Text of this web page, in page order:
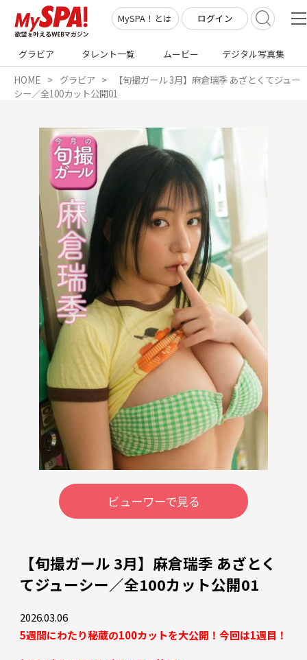
MySPA！とは ログイン
グラビア タレント一覧 ムービー デジタル写真集
HOME グラビア
【旬撮ガール 3月】麻倉瑞季 あざとくてジュー
シー／全100カット公開01
ビューワーで見る
【旬撮ガール 3月】麻倉瑞季 あざとく
てジューシー／全100カット公開01
2026.03.06
5週間にわたり秘蔵の100カットを大公開！今回は1週目！